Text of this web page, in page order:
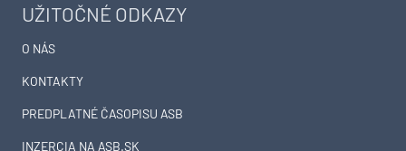
UŽITOČNÉ ODKAZY
O NÁS
KONTAKTY
PREDPLATNÉ ČASOPISU ASB
INZERCIA NA ASB.SK